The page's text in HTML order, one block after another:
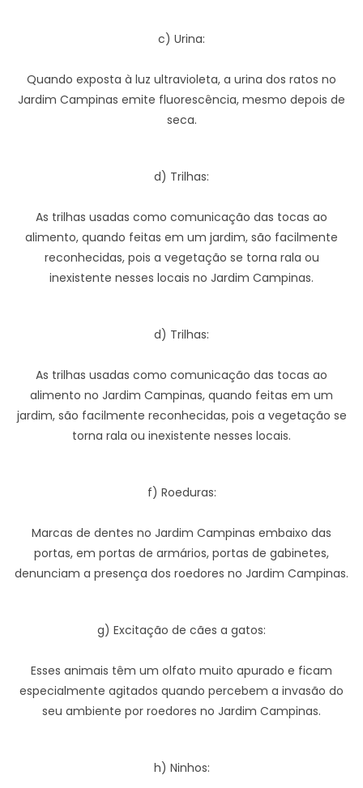
c) Urina:
Quando exposta à luz ultravioleta, a urina dos ratos no
Jardim Campinas emite fluorescência, mesmo depois de
seca.
d) Trilhas:
As trilhas usadas como comunicação das tocas ao
alimento, quando feitas em um jardim, são facilmente
reconhecidas, pois a vegetação se torna rala ou
inexistente nesses locais no Jardim Campinas.
d) Trilhas:
As trilhas usadas como comunicação das tocas ao
alimento no Jardim Campinas, quando feitas em um
jardim, são facilmente reconhecidas, pois a vegetação se
torna rala ou inexistente nesses locais.
f) Roeduras:
Marcas de dentes no Jardim Campinas embaixo das
portas, em portas de armários, portas de gabinetes,
denunciam a presença dos roedores no Jardim Campinas.
g) Excitação de cães a gatos:
Esses animais têm um olfato muito apurado e ficam
especialmente agitados quando percebem a invasão do
seu ambiente por roedores no Jardim Campinas.
h) Ninhos: